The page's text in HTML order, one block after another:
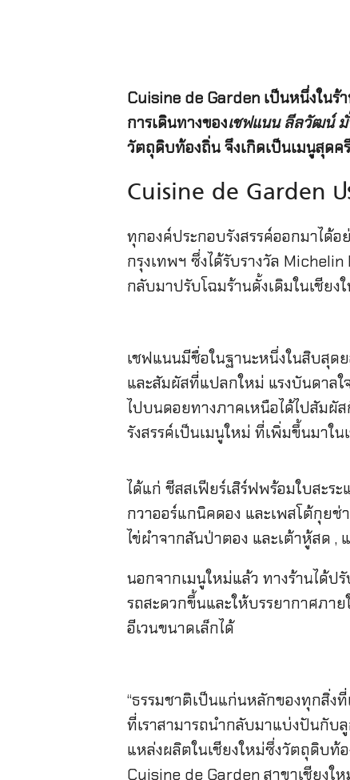
Cuisine de Garden เป็นหนึ่งในร้
การเดินทางของเชฟแนน ลีลวัฒน์
วัตถุดิบท้องถิ่น จึงเกิดเป็นเมนูสุดค
Cuisine de Garden ป
ทุกองค์ประกอบรังสรรค์ออกมาได้
กรุงเทพฯ ซึ่งได้รับรางวัล
กลับมาปรับโฉมร้านดั้งเดิมในเชีย
เชฟแนนมีชื่อในฐานะหนึ่งในสิบสุด
และสัมผัสที่แปลกใหม่ แรงบันดาลใ
ไปบนดอยทางภาคเหนือได้ไปสัมผั
รังสรรค์เป็นเมนูใหม่ ที่เพิ่มขึ้นมาใ
ได้แก่ ชีสสเฟียร์เสิร์ฟพร้อมใบสะร
กวาออร์แกนิคดอง และเพสโต้กุย
ไข่ผำจากสันป่าตอง และเต้าหู้สด
นอกจากเมนูใหม่แล้ว ทางร้านได้ป
รถสะดวกขึ้นและให้บรรยากาศภา
อีเวนขนาดเล็กได้
“ธรรมชาติเป็นแก่นหลักของทุกสิ่ง
ที่เราสามารถนำกลับมาแบ่งปันกับ
แหล่งผลิตในเชียงใหม่ซึ่งวัตถุดิบท้
Cuisine de Garden สาขาเชียงให